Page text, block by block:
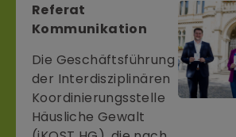
Referat
Kommunikation
Die Geschäftsführung
der Interdisziplinären
Koordinierungsstelle
Häusliche Gewalt